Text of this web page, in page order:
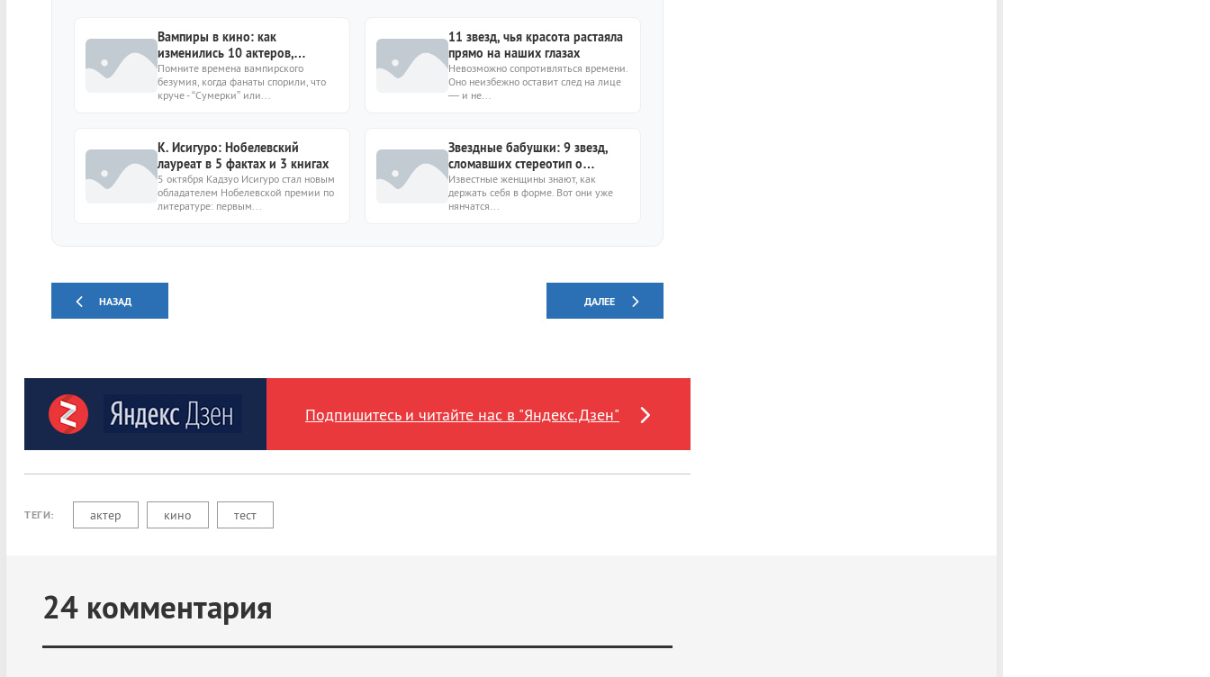
Вампиры в кино: как
изменились 10 актеров,
игравших культовых
“кровососов”?
Помните времена вампирского
безумия, когда фанаты спорили, что
круче - “Сумерки” или...
11 звезд, чья красота растаяла
прямо на наших глазах
Невозможно сопротивляться времени.
Оно неизбежно оставит след на лице
— и не...
К. Исигуро: Нобелевский
лауреат в 5 фактах и 3 книгах
5 октября Кадзуо Исигуро стал новым
обладателем Нобелевской премии по
литературе: первым...
Звездные бабушки: 9 звезд,
сломавших стереотип о
платочках и пирожках
Известные женщины знают, как
держать себя в форме. Вот они уже
нянчатся...
НАЗАД ДАЛЕЕ
Подпишитесь и читайте нас в "Яндекс.Дзен"
ТЕГИ: актер кино тест
24 комментария